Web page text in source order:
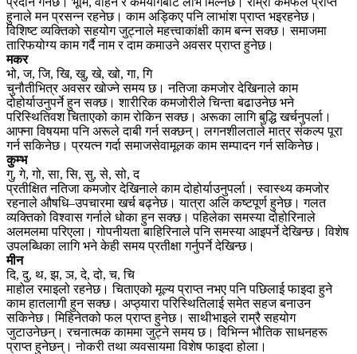
हुनाले मन प्रसन्न रहनेछ। काम अड्किए पनि लाभांश प्राप्त भइरहनेछ।
विशिष्ट व्यक्तिको सहयोग जुट्नाले महत्त्वाकांक्षी काम बन्न सक्छ। समाजमा
तारिफयोग्य काम गर्दै नाम र दाम कमाउने अवसर प्राप्त हुनेछ।
मकर
भो, ज, जि, खि, खु, खे, खो, गा, गि
चुनौतीभित्र अवसर खोज्ने समय छ। नतिजा कमजोर देखिनाले काम
दोहोर्याउनुपर्ने हुन सक्छ। शारीरिक कमजोरीले चिन्ता बढाउनेछ भने
परिस्थितिवश चिताएको काम रोकिन सक्छ। अरूका लागि बुद्धि खर्चनुपर्ला।
आफ्ना विषयमा पनि अरूले दाबी गर्न सक्छन्। लगनशीलताले मात्र संकल्प पूरा
गर्न सकिनेछ। प्रयत्न गर्दा समाजसेवामूलक काम सम्पादन गर्न सकिनेछ।
कुम्भ
गु, गे, गो, सा, सि, सु, से, सो, द
प्रतीक्षित नतिजा कमजोर देखिनाले काम दोहोर्याउनुपर्ला। स्वास्थ्य कमजोर
रहनाले औषधि–उपचारमा खर्च बढ्नेछ। यात्रा अलि कष्टपूर्ण हुनेछ। गलत
व्यक्तिको विश्वास गर्नाले धोका हुन सक्छ। पहिलेका समस्या दोहोरिनाले
अलमलमा परिएला। गोपनीयता बाहिरिनाले पनि समस्या आइपर्ने देखिन्छ। विशेष
उपलब्धिका लागि भने केही समय प्रतीक्षा गर्नुपर्ने देखिन्छ।
मीन
दि, दु, थ, झ, ञ, दे, दो, च, चि
माहोल रमाइलो रहनेछ। चिताएको मूल्य प्राप्त नभए पनि पछिलाई फाइदा हुने
काम हातलागी हुन सक्छ। अप्ठ्यारा परिस्थितिलाई समेत सहज बनाउन
सकिनेछ। मिहिनेतको फल प्राप्त हुनेछ। साथीभाइले राम्रै सहयोग
जुटाउनेछन्। रचनात्मक काममा जुट्ने समय छ। विभिन्न भौतिक साधनहरू
प्राप्त हुनेछन्। नोकरी तथा व्यवसायमा विशेष फाइदा होला।